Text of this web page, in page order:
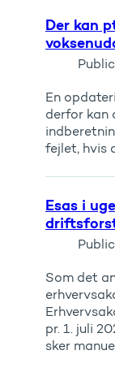
Der kan
En
derfor kan
fejlet, hvis
Esas i
Som det
pr. 1. juli
sker